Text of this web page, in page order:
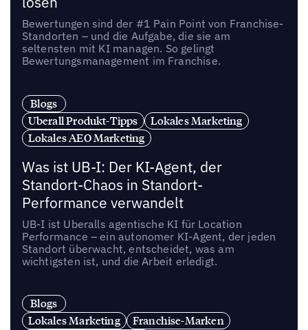
Bewertungen sind der #1 Pain Point von Franchise-
Standorten – und die Aufgabe, die sie am
seltensten mit KI managen. So gelingt
Bewertungsmanagement im Franchise.
Blogs
Uberall Produkt-Tipps
Lokales Marketing
Lokales AEO Marketing
Was ist UB-I: Der KI-Agent, der
Standort-Chaos in Standort-
Performance verwandelt
UB-I ist Uberalls agentische KI für Location
Performance – ein autonomer KI-Agent, der jeden
Standort überwacht, entscheidet, was am
wichtigsten ist, und die Arbeit erledigt.
Blogs
Lokales Marketing
Franchise-Marken